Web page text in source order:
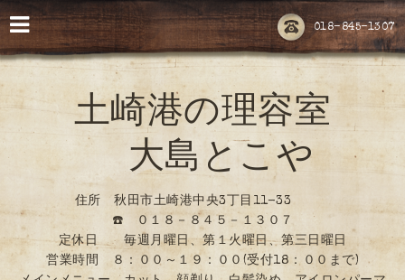
018-845-1307
土崎港の理容室
大島とこや
住所 秋田市土崎港中央3丁目11-33
☎️ ０１８－８４５－１３０７
定休日 毎週月曜日、第１火曜日、第三日曜日
営業時間 ８：００～１９：００(受付18：００まで)